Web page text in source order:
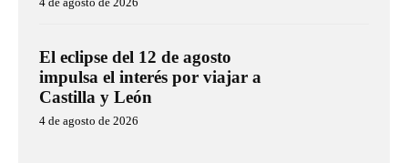
El eclipse del 12 de agosto
impulsa el interés por viajar a
Castilla y León
4 de agosto de 2026